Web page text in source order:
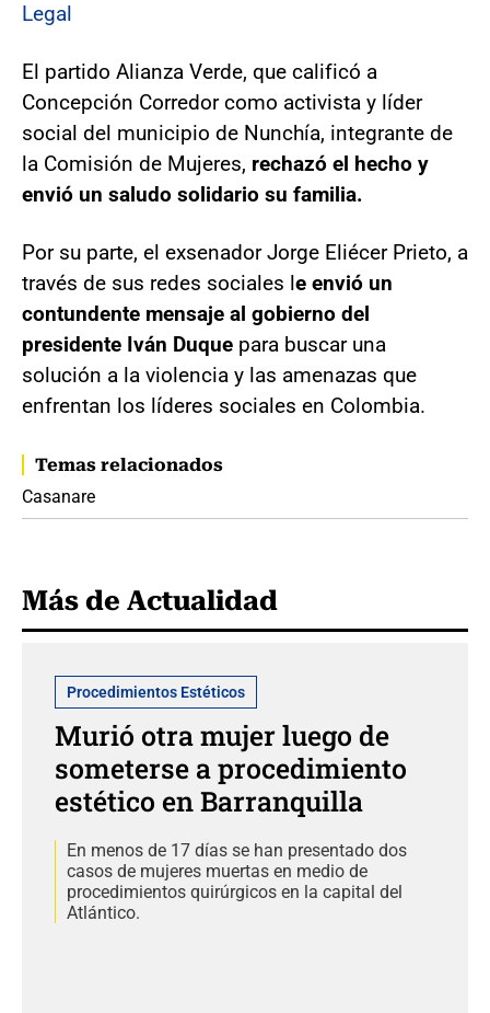
Legal
El partido Alianza Verde, que calificó a
Concepción Corredor como activista y líder
social del municipio de Nunchía, integrante de
la Comisión de Mujeres, rechazó el hecho y
envió un saludo solidario su familia.
Por su parte, el exsenador Jorge Eliécer Prieto, a
través de sus redes sociales le envió un
contundente mensaje al gobierno del
presidente Iván Duque para buscar una
solución a la violencia y las amenazas que
enfrentan los líderes sociales en Colombia.
Temas relacionados
Casanare
Más de Actualidad
Procedimientos Estéticos
Murió otra mujer luego de
someterse a procedimiento
estético en Barranquilla
En menos de 17 días se han presentado dos
casos de mujeres muertas en medio de
procedimientos quirúrgicos en la capital del
Atlántico.